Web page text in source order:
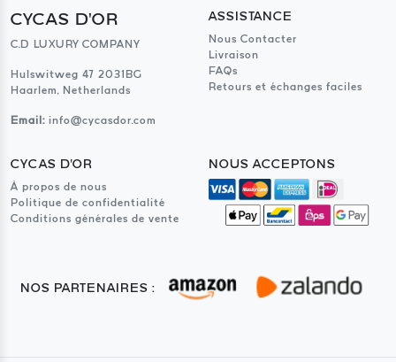
CYCAS D'OR
C.D LUXURY COMPANY
Hulswitweg 47 2031BG
Haarlem, Netherlands
Email: info@cycasdor.com
ASSISTANCE
Nous Contacter
Livraison
FAQs
Retours et échanges faciles
CYCAS D'OR
À propos de nous
Politique de confidentialité
Conditions générales de vente
NOUS ACCEPTONS
NOS PARTENAIRES :